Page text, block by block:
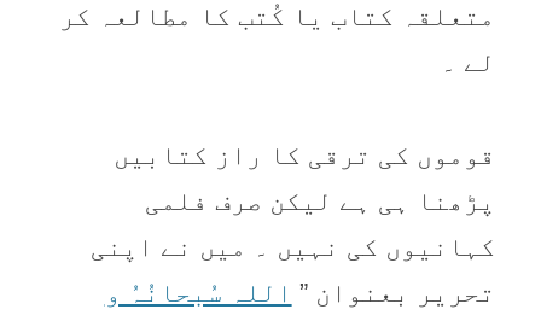
متعلقہ کتاب یا کُتب کا مطالعہ کر
لے ۔
قوموں کی ترقی کا راز کتابیں
پڑھنا ہی ہے لیکن صرف فلمی
کہانیوں کی نہیں ۔ میں نے اپنی
تحریر بعنوان ” اللہ سُبحانُہُ و